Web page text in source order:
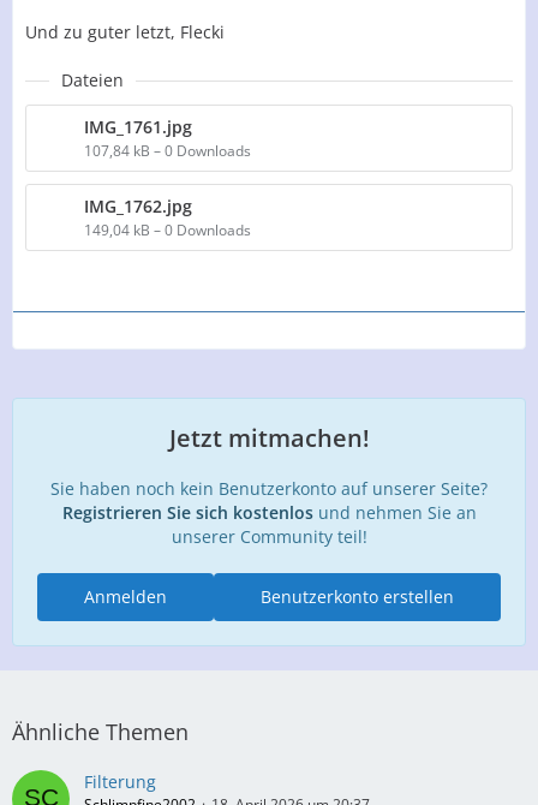
Und zu guter letzt, Flecki
Dateien
IMG_1761.jpg
107,84 kB – 0 Downloads
IMG_1762.jpg
149,04 kB – 0 Downloads
Jetzt mitmachen!
Sie haben noch kein Benutzerkonto auf unserer Seite?
Registrieren Sie sich kostenlosund nehmen Sie an
unserer Community teil!
Benutzerkonto erstellen
Anmelden
Ähnliche Themen
Filterung